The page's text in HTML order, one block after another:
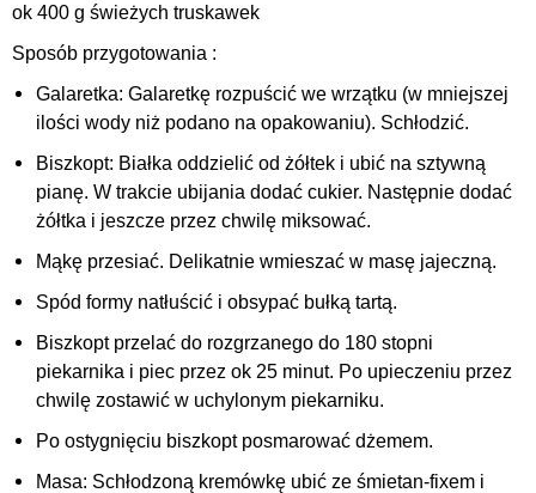
ok 400 g świeżych truskawek
Sposób przygotowania :
Galaretka: Galaretkę rozpuścić we wrzątku (w mniejszej
ilości wody niż podano na opakowaniu). Schłodzić.
Biszkopt: Białka oddzielić od żółtek i ubić na sztywną
pianę. W trakcie ubijania dodać cukier. Następnie dodać
żółtka i jeszcze przez chwilę miksować.
Mąkę przesiać. Delikatnie wmieszać w masę jajeczną.
Spód formy natłuścić i obsypać bułką tartą.
Biszkopt przelać do rozgrzanego do 180 stopni
piekarnika i piec przez ok 25 minut. Po upieczeniu przez
chwilę zostawić w uchylonym piekarniku.
Po ostygnięciu biszkopt posmarować dżemem.
Masa: Schłodzoną kremówkę ubić ze śmietan-fixem i